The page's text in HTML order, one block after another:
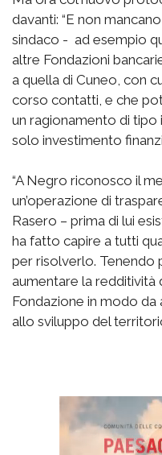
davanti: “E non
sindaco - ad esempio
altre Fondazioni
a quella di Cuneo, con
corso contatti, e che
un ragionamento di
solo investimento
“A Negro riconosco il
un’operazione di
Rasero – prima di lui
ha fatto capire a tutti
per risolverlo. Tenendo
aumentare la redditività
Fondazione in modo da
allo sviluppo del